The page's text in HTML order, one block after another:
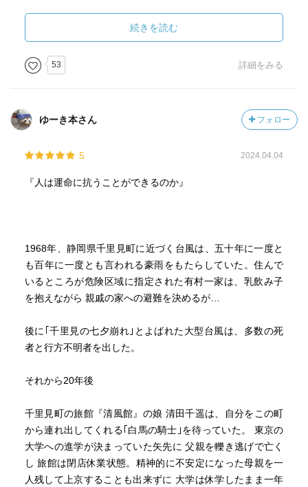
久しぶりに旅館に泊まりに行きたくなります。
旅館って何であんなにお米を大量に食べれちゃうんだろ
う〜温泉行きたいな。。
り）
今年も読書楽しみ、筋トレ頑張る、健康第一。
続きを読む
53 詳細をみる
ゆーき本さん フォロー
5 2024.04.04
『人は運命に抗うことができるのか』
1968年、静岡県千里見町に近づく台風は、五十年に一度と
も百年に一度とも言われる豪雨をもたらしていた。住んで
いるところが危険区域に指定された有村一家は、乳飲み子
を抱えながら 親戚の家への避難を決めるが…
後に｢千里見の七夕崩れ｣とよばれた大型台風は、多数の死
者と行方不明者を出した。
それから20年後
千里見町の旅館『清風館』の娘 清田千遥は、自分をこの町
から連れ出してくれる｢白馬の騎士｣を待っていた。 東京の
大学への進学が決まっていた矢先に 父親を轢き逃げで亡く
し 旅館は閉店休業状態。精神的に不安定になった母親を一
人残して上京することも出来ずに 大学は休学したまま一年